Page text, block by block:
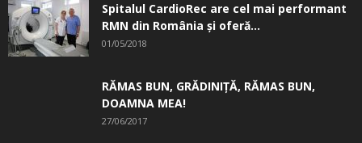
Spitalul CardioRec are cel mai performant
RMN din România și oferă...
01/05/2018
RĂMAS BUN, GRĂDINIŢĂ, ­RĂMAS BUN,
DOAMNA MEA!
27/06/2017